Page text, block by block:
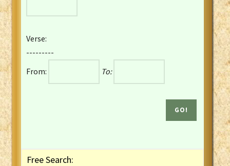
French Darby Bible
French Louis Segond Bible
Gaelic (Manx) Selections
Gaelic (Scottish) Mark
Verse:
---------
From:
To:
Free Search: